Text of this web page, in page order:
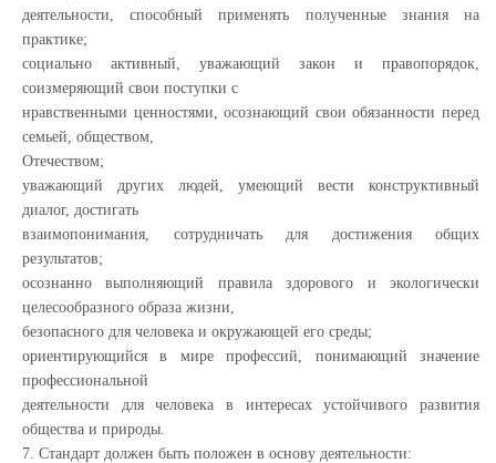
деятельности, способный применять полученные знания на
практике;
социально активный, уважающий закон и правопорядок,
соизмеряющий свои поступки с
нравственными ценностями, осознающий свои обязанности перед
семьей, обществом,
Отечеством;
уважающий других людей, умеющий вести конструктивный
диалог, достигать
взаимопонимания, сотрудничать для достижения общих
результатов;
осознанно выполняющий правила здорового и экологически
целесообразного образа жизни,
безопасного для человека и окружающей его среды;
ориентирующийся в мире профессий, понимающий значение
профессиональной
деятельности для человека в интересах устойчивого развития
общества и природы.
7. Стандарт должен быть положен в основу деятельности: